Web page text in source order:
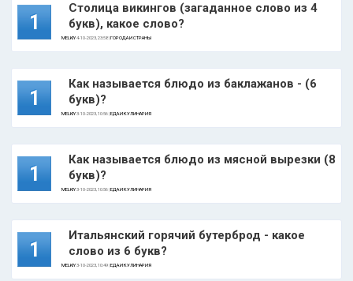
1
Столица викингов (загаданное слово из 4
букв), какое слово?
MELKIY4-10-2023, 23:58 |ГОРОДА И СТРАНЫ
1
Как называется блюдо из баклажанов - (6
букв)?
MELKIY3-10-2023, 10:56 |ЕДА И КУЛИНАРИЯ
1
Как называется блюдо из мясной вырезки (8
букв)?
MELKIY3-10-2023, 10:56 |ЕДА И КУЛИНАРИЯ
1
Итальянский горячий бутерброд - какое
слово из 6 букв?
MELKIY3-10-2023, 10:49 |ЕДА И КУЛИНАРИЯ